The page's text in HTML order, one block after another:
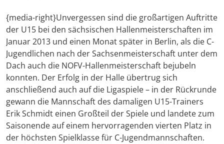
{media-right}Unvergessen sind die großartigen Auftritte
der U15 bei den sächsischen Hallenmeisterschaften im
Januar 2013 und einen Monat später in Berlin, als die C-
Jugendlichen nach der Sachsenmeisterschaft unter dem
Dach auch die NOFV-Hallenmeisterschaft bejubeln
konnten. Der Erfolg in der Halle übertrug sich
anschließend auch auf die Ligaspiele – in der Rückrunde
gewann die Mannschaft des damaligen U15-Trainers
Erik Schmidt einen Großteil der Spiele und landete zum
Saisonende auf einem hervorragenden vierten Platz in
der höchsten Spielklasse für C-Jugendmannschaften.